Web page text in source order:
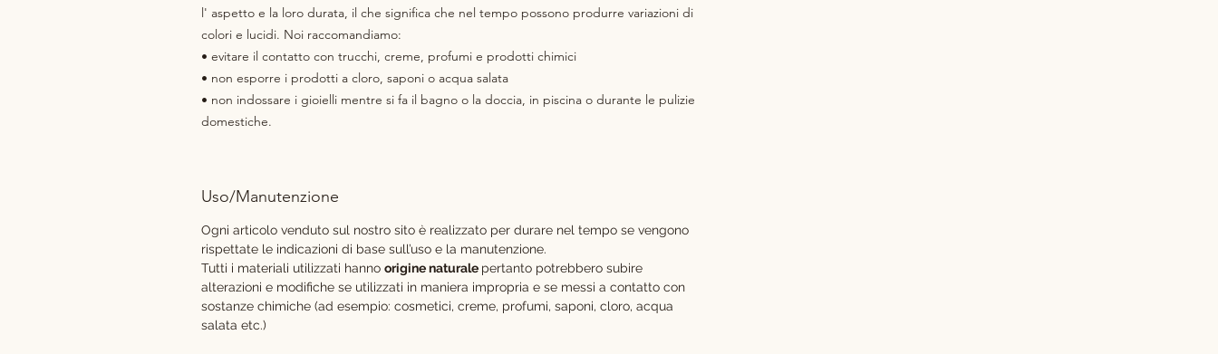
l' aspetto e la loro durata, il che significa che nel tempo possono produrre variazioni di
colori e lucidi. Noi raccomandiamo:
• evitare il contatto con trucchi, creme, profumi e prodotti chimici
• non esporre i prodotti a cloro, saponi o acqua salata
• non indossare i gioielli mentre si fa il bagno o la doccia, in piscina o durante le pulizie
domestiche.
Uso/Manutenzione
Ogni articolo venduto sul nostro sito è realizzato per durare nel tempo se vengono
rispettate le indicazioni di base sull’uso e la manutenzione.
Tutti i materiali utilizzati hanno origine naturale pertanto potrebbero subire
alterazioni e modifiche se utilizzati in maniera impropria e se messi a contatto con
sostanze chimiche (ad esempio: cosmetici, creme, profumi, saponi, cloro, acqua
salata etc.)